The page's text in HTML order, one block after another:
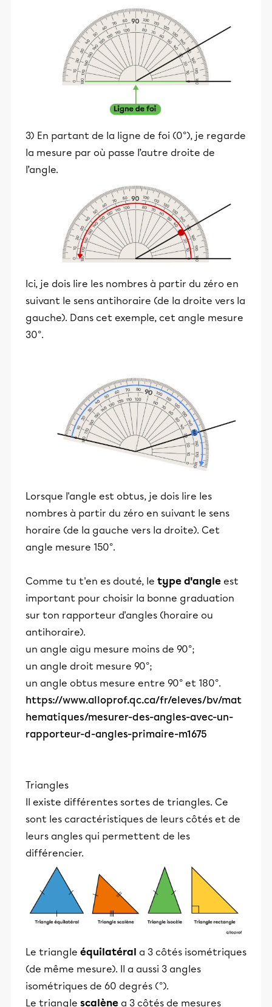
3) En partant de la ligne de foi (0°), je regarde
la mesure par où passe l’autre droite de
l’angle.
Ici, je dois lire les nombres à partir du zéro en
suivant le sens antihoraire (de la droite vers la
gauche). Dans cet exemple, cet angle mesure
30°.
Lorsque l'angle est obtus, je dois lire les
nombres à partir du zéro en suivant le sens
horaire (de la gauche vers la droite). Cet
angle mesure 150°.
Comme tu t'en es douté, le type d'angle est
important pour choisir la bonne graduation
sur ton rapporteur d'angles (horaire ou
antihoraire).
un angle aigu mesure moins de 90°;
un angle droit mesure 90°;
un angle obtus mesure entre 90° et 180°.
https://www.alloprof.qc.ca/fr/eleves/bv/mat
hematiques/mesurer-des-angles-avec-un-
rapporteur-d-angles-primaire-m1675
Triangles
Il existe différentes sortes de triangles. Ce
sont les caractéristiques de leurs côtés et de
leurs angles qui permettent de les
différencier.
Le triangle équilatéral a 3 côtés isométriques
(de même mesure). Il a aussi 3 angles
isométriques de 60 degrés (°).
Le triangle scalène a 3 côtés de mesures